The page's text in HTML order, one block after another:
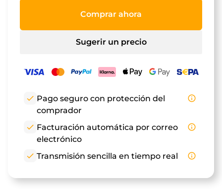
Comprar ahora
Sugerir un precio
check Pago seguro con protección del
comprador
info_outline
check Facturación automática por correo
electrónico
info_outline
check Transmisión sencilla en tiempo real info_outline